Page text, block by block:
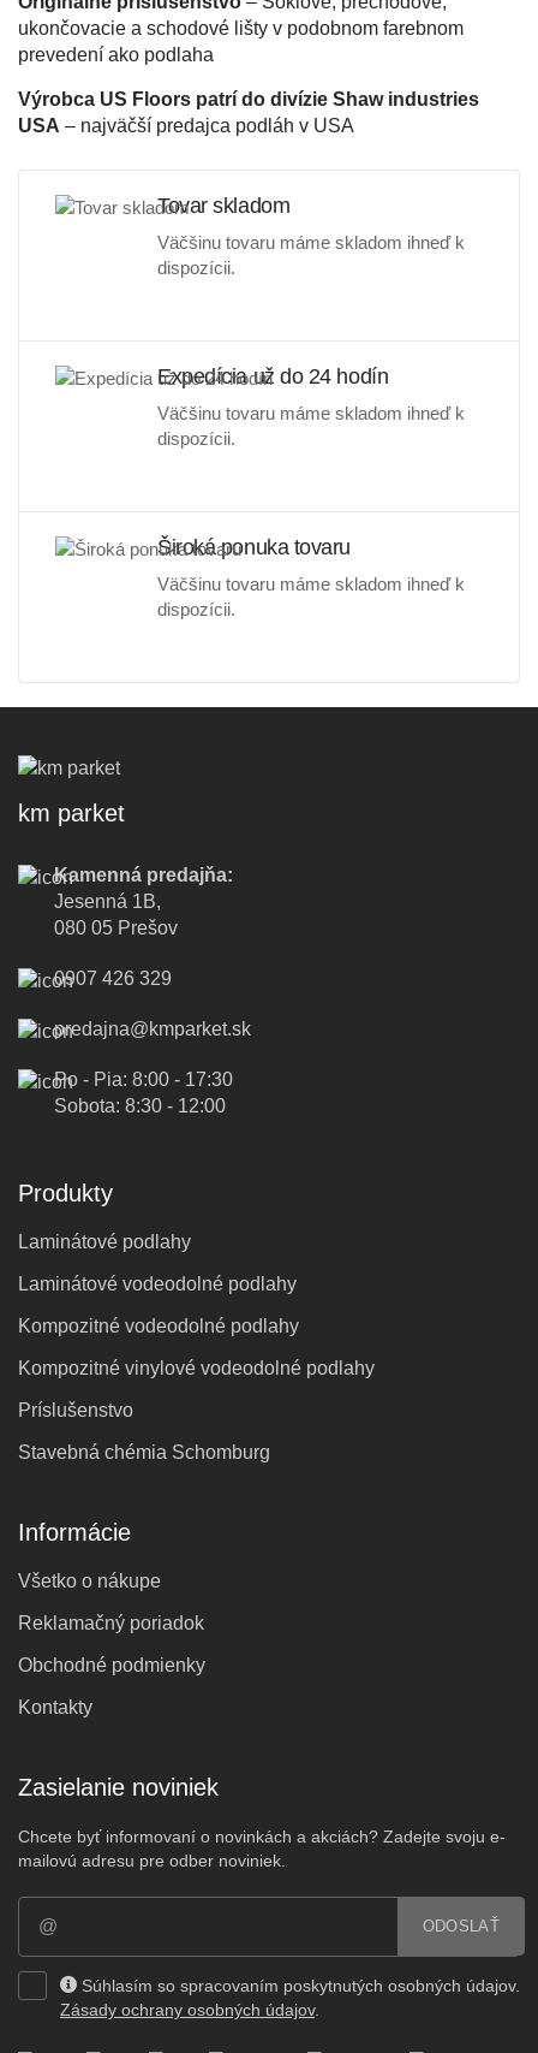
ukončovacie a schodové lišty v podobnom farebnom
prevedení ako podlaha
Výrobca US Floors patrí do divízie Shaw industries
USA – najväčší predajca podláh v USA
Tovar skladom
Väčšinu tovaru máme skladom ihneď k
dispozícii.
Expedícia už do 24 hodín
Väčšinu tovaru máme skladom ihneď k
dispozícii.
Široká ponuka tovaru
Väčšinu tovaru máme skladom ihneď k
dispozícii.
km parket
Kamenná predajňa:
Jesenná 1B,
080 05 Prešov
0907 426 329
predajna@kmparket.sk
Po - Pia: 8:00 - 17:30
Sobota: 8:30 - 12:00
Produkty
Laminátové podlahy
Laminátové vodeodolné podlahy
Kompozitné vodeodolné podlahy
Kompozitné vinylové vodeodolné podlahy
Príslušenstvo
Stavebná chémia Schomburg
Informácie
Všetko o nákupe
Reklamačný poriadok
Obchodné podmienky
Kontakty
Zasielanie noviniek
Chcete byť informovaní o novinkách a akciách? Zadejte svoju e-
mailovú adresu pre odber noviniek.
ODOSLAŤ
Súhlasím so spracovaním poskytnutých osobných údajov.
Zásady ochrany osobných údajov.